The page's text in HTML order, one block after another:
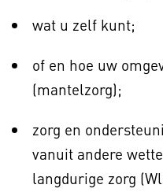
wat u zelf kunt;
of en hoe uw
(mantelzorg);
zorg en
vanuit andere
langdurige zorg